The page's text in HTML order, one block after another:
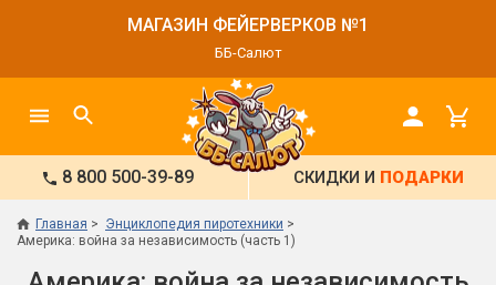
МАГАЗИН ФЕЙЕРВЕРКОВ №1
ББ-Салют
8 800 500-39-89 СКИДКИ И ПОДАРКИ
Главная
Энциклопедия пиротехники
Америка: война за независимость (часть 1)